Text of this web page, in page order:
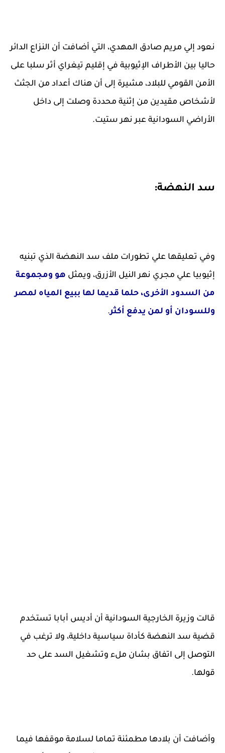
نعود إلي مريم صادق المهدي، التي أضافت أن النزاع الدائر
حاليا بين الأطراف الإثيوبية في إقليم تيغراي أثر سلبا على
الأمن القومي للبلاد، مشيرة إلى أن هناك أعداد من الجثث
لأشخاص مقيدين من إثنية محددة وصلت إلى داخل
الأراضي السودانية عبر نهر ستيت.
سد النهضة:
وفي تعليقها علي تطورات ملف سد النهضة الذي تبنيه
إثيوبيا علي مجري نهر النيل الأزرق، ويمثل هو ومجموعة
من السدود الأخرى، حلما قديما لها ببيع المياه لمصر
وللسودان أو لمن يدفع أكثر.
قالت وزيرة الخارجية السودانية أن أديس أبابا تستخدم
قضية سد النهضة كأداة سياسية داخلية، ولا ترغب في
التوصل إلى اتفاق بشان ملء وتشغيل السد على حد
قولها.
وأضافت أن بلادها مطمئنة تماما لسلامة موقفها فيما